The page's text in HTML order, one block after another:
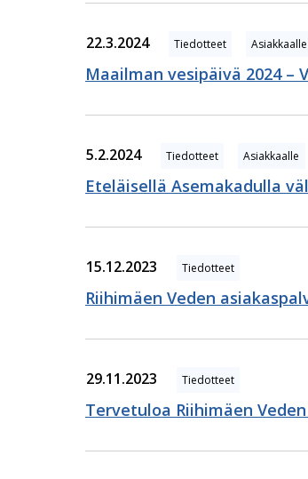
22.3.2024 Tiedotteet Asiakkaalle
Maailman vesipäivä 2024 –
5.2.2024 Tiedotteet Asiakkaalle
Eteläisellä Asemakadulla
15.12.2023 Tiedotteet
Riihimäen Veden
29.11.2023 Tiedotteet
Tervetuloa Riihimäen